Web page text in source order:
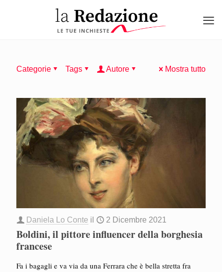
Categorie Tags Autore Mostra tutto
Daniela Lo Conte il 2 Dicembre 2021
Boldini, il pittore influencer della borghesia
francese
Fa i bagagli e va via da una Ferrara che è bella stretta fra